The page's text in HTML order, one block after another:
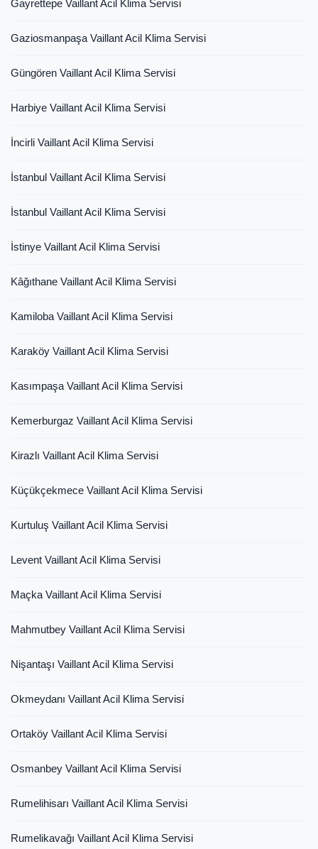
Gayrettepe Vaillant Acil Klima Servisi
Gaziosmanpaşa Vaillant Acil Klima Servisi
Güngören Vaillant Acil Klima Servisi
Harbiye Vaillant Acil Klima Servisi
İncirli Vaillant Acil Klima Servisi
İstanbul Vaillant Acil Klima Servisi
İstanbul Vaillant Acil Klima Servisi
İstinye Vaillant Acil Klima Servisi
Kâğıthane Vaillant Acil Klima Servisi
Kamiloba Vaillant Acil Klima Servisi
Karaköy Vaillant Acil Klima Servisi
Kasımpaşa Vaillant Acil Klima Servisi
Kemerburgaz Vaillant Acil Klima Servisi
Kirazlı Vaillant Acil Klima Servisi
Küçükçekmece Vaillant Acil Klima Servisi
Kurtuluş Vaillant Acil Klima Servisi
Levent Vaillant Acil Klima Servisi
Maçka Vaillant Acil Klima Servisi
Mahmutbey Vaillant Acil Klima Servisi
Nişantaşı Vaillant Acil Klima Servisi
Okmeydanı Vaillant Acil Klima Servisi
Ortaköy Vaillant Acil Klima Servisi
Osmanbey Vaillant Acil Klima Servisi
Rumelihisarı Vaillant Acil Klima Servisi
Rumelikavağı Vaillant Acil Klima Servisi